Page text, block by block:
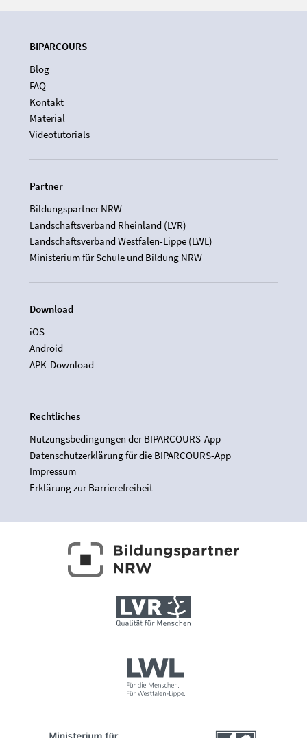
BIPARCOURS
Blog
FAQ
Kontakt
Material
Videotutorials
Partner
Bildungspartner NRW
Landschaftsverband Rheinland (LVR)
Landschaftsverband Westfalen-Lippe (LWL)
Ministerium für Schule und Bildung NRW
Download
iOS
Android
APK-Download
Rechtliches
Nutzungsbedingungen der BIPARCOURS-App
Datenschutzerklärung für die BIPARCOURS-App
Impressum
Erklärung zur Barrierefreiheit